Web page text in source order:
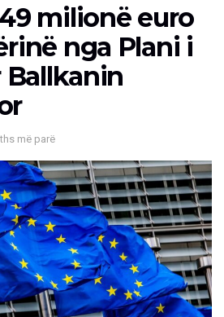
milionë euro
nga Plani i
Ballkanin
më parë